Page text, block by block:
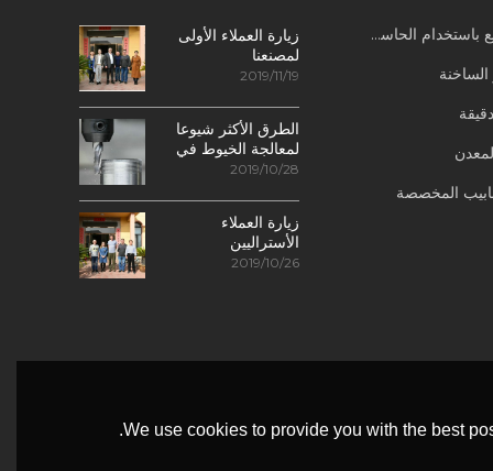
الحاسب الآلي
المخصصة
زيارة العملاء الأولى
لمصنعنا
2019/11/19
الطرق الأكثر شيوعا
لمعالجة الخيوط في
مراكز التصنيع
الآلي
2019/10/28
زيارة العملاء
الأستراليين
2019/10/26
We use cookies to provide you with the best